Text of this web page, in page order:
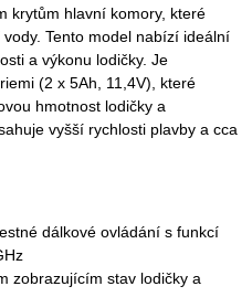
krytům hlavní komory, které
Tento model nabízí ideální
a výkonu lodičky. Je
(2 x 5Ah, 11,4V), které
hmotnost lodičky a
vyšší rychlosti plavby a cca
dálkové ovládání s funkcí
zobrazujícím stav lodičky a